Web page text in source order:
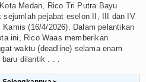
Medan, Rico Tri Putra Bayu
sejumlah pejabat eselon II, III dan IV
(16/4/2026). Dalam pelantikan
ini, Rico Waas memberikan
waktu (deadline) selama enam
dilantik . . .